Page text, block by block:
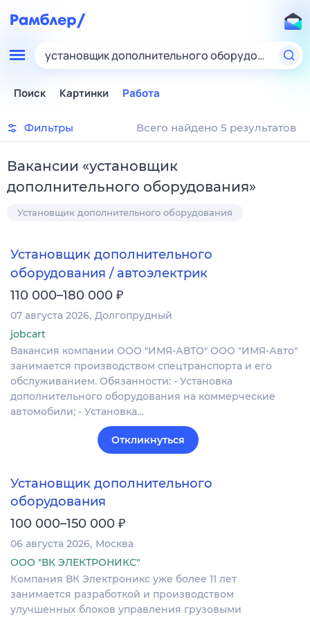
установщик дополнительного оборудования
Поиск Картинки Работа
Фильтры Всего найдено 5 результатов
Вакансии «установщик
дополнительного оборудования»
Установщик дополнительного оборудования
Установщик дополнительного
оборудования / автоэлектрик
110 000–180 000 ₽
07 августа 2026 Долгопрудный
jobcart
Вакансия компании ООО "ИМЯ-АВТО" ООО "ИМЯ-Авто"
занимается производством спецтранспорта и его
обслуживанием. Обязанности: - Установка
дополнительного оборудования на коммерческие
автомобили; - Установка…
Откликнуться
Установщик дополнительного
оборудования
100 000–150 000 ₽
06 августа 2026 Москва
ООО "ВК ЭЛЕКТРОНИКС"
Компания ВК Электроникс уже более 11 лет
занимается разработкой и производством
улучшенных блоков управления грузовыми